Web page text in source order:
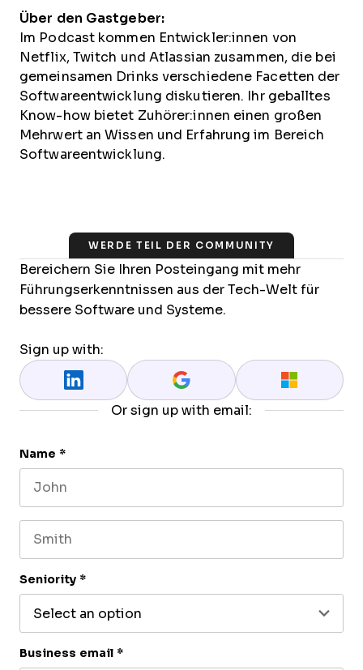
Über den Gastgeber:
Im Podcast kommen Entwickler:innen von
Netflix, Twitch und Atlassian zusammen, die bei
gemeinsamen Drinks verschiedene Facetten der
Softwareentwicklung diskutieren. Ihr geballtes
Know-how bietet Zuhörer:innen einen großen
Mehrwert an Wissen und Erfahrung im Bereich
Softwareentwicklung.
WERDE TEIL DER COMMUNITY
Bereichern Sie Ihren Posteingang mit mehr
Führungserkenntnissen aus der Tech-Welt für
bessere Software und Systeme.
Sign up with:
Or sign up with email:
Name *
Seniority *
Business email *